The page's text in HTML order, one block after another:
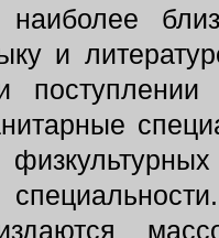
наиболее
и